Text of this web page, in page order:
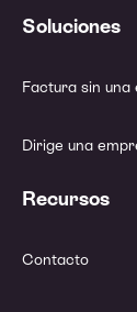
Soluciones
Factura sin una
Dirige una
Recursos
Contacto